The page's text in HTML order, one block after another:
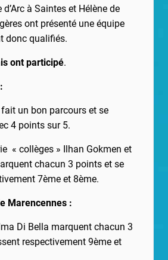
à Saintes et Hélène de
ont présenté une équipe
donc qualifiés.
ont participé.
un bon parcours et se
4 points sur 5.
« collèges » Ilhan Gokmen et
chacun 3 points et se
7ème et 8ème.
Marencennes :
Di Bella marquent chacun 3
respectivement 9ème et